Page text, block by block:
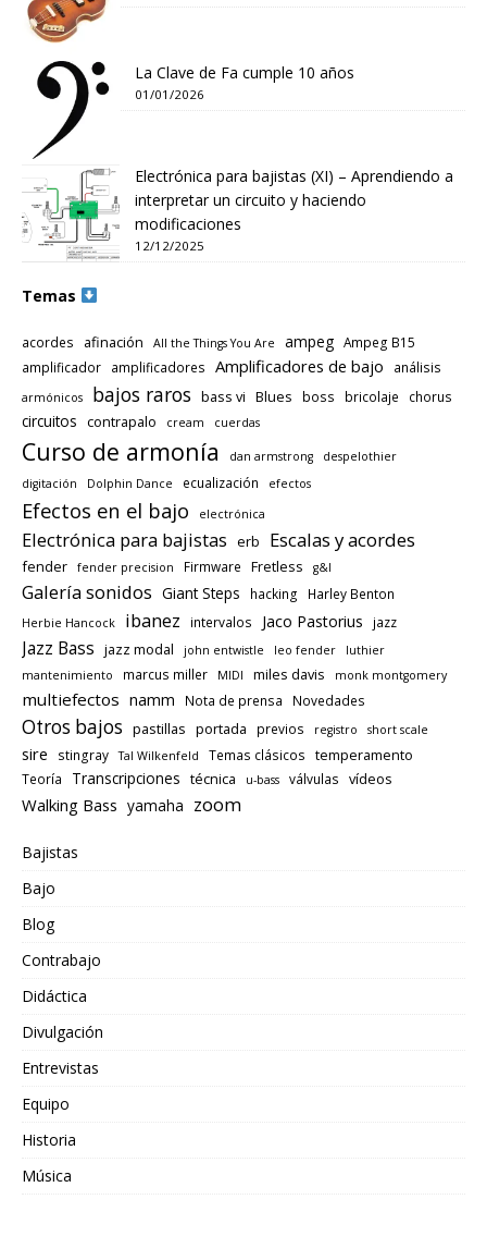
La Clave de Fa cumple 10 años
01/01/2026
Electrónica para bajistas (XI) – Aprendiendo a
interpretar un circuito y haciendo
modificaciones
12/12/2025
Temas
acordes afinación All the Things You Are ampeg Ampeg B15
amplificador
amplificadores Amplificadores de bajo análisis
armónicos bajos raros bass vi Blues boss bricolaje chorus
circuitos contrapalo cream cuerdas
Curso de armonía dan armstrong
despelothier
digitación
Dolphin Dance ecualización efectos
Efectos en el bajo electrónica
Electrónica para bajistas erb Escalas y acordes
fender fender precision Firmware Fretless g&l
Galería sonidos Giant Steps hacking Harley Benton
Herbie Hancock ibanez intervalos Jaco Pastorius jazz
Jazz Bass jazz modal john entwistle leo fender
luthier
mantenimiento
marcus miller MIDI miles davis monk montgomery
multiefectos namm Nota de prensa Novedades
Otros bajos pastillas portada previos registro short scale
sire stingray Tal Wilkenfeld Temas clásicos temperamento
Teoría Transcripciones técnica u-bass válvulas vídeos
Walking Bass yamaha zoom
Bajistas
Bajo
Blog
Contrabajo
Didáctica
Divulgación
Entrevistas
Equipo
Historia
Música